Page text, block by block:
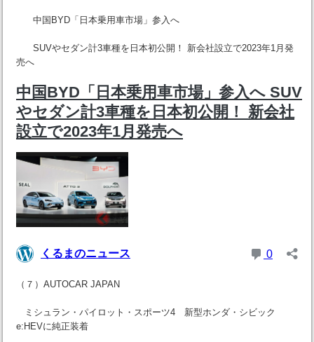
中国BYD「日本乗用車市場」参入へ
SUVやセダン計3車種を日本初公開！ 新会社設立で2023年1月発
売へ
（７）AUTOCAR JAPAN
ミシュラン・パイロット・スポーツ4 新型ホンダ・シビック
e:HEVに純正装着